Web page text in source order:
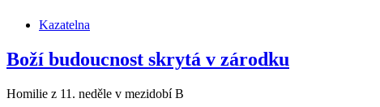
Kazatelna
Boží budoucnost skrytá v zárodku
Homilie z 11. neděle v mezidobí B